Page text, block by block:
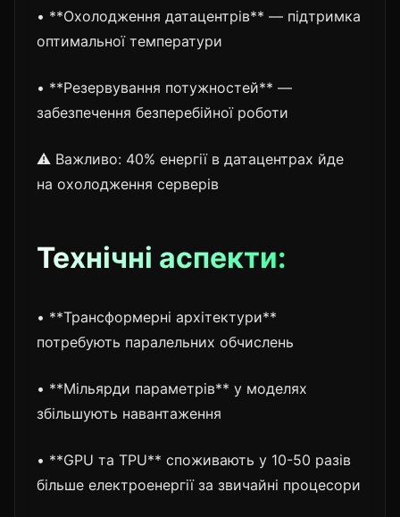
• **Охолодження датацентрів** — підтримка
оптимальної температури
• **Резервування потужностей** —
забезпечення безперебійної роботи
⚠️ Важливо: 40% енергії в датацентрах йде
на охолодження серверів
Технічні аспекти:
• **Трансформерні архітектури**
потребують паралельних обчислень
• **Мільярди параметрів** у моделях
збільшують навантаження
• **GPU та TPU** споживають у 10-50 разів
більше електроенергії за звичайні процесори